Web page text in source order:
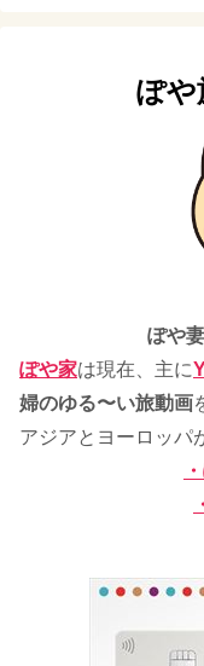
ぽや
ぽや妻
ぽや家は現在、主に
婦のゆる〜い旅動画
アジアとヨーロッパ